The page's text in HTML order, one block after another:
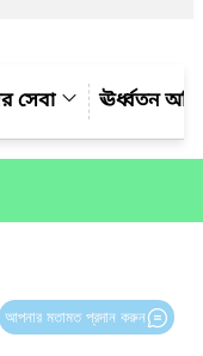
সেবা ঊর্ধ্বতন
আপনার মতামত প্রদান করুন